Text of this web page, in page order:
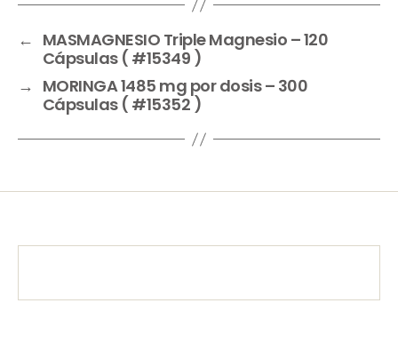
← MASMAGNESIO Triple Magnesio – 120
Cápsulas ( #15349 )
→ MORINGA 1485 mg por dosis – 300
Cápsulas ( #15352 )